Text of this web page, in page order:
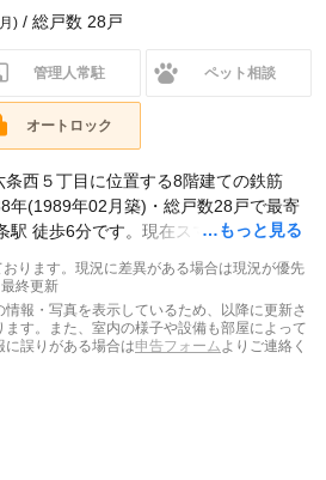
) / 総戸数 28戸
管理人常駐 ペット相談
オートロック
…もっと見る
西５丁目に位置する8階建ての鉄筋
年(1989年02月築)・総戸数28戸で最寄
駅 徒歩6分です。現在スマイティに賃貸
ります。現況に差異がある場合は現況が優先
終更新
報・写真を表示しているため、以降に更新さ
す。また、室内の様子や設備も部屋によって
誤りがある場合は申告フォーム よりご連絡く